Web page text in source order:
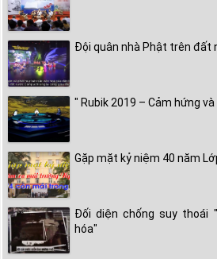
Đội quân nhà Phật trên đất
" Rubik 2019 – Cảm hứng
Gặp mặt kỷ niệm 40 năm
Đối diện chống suy thoái
hóa"